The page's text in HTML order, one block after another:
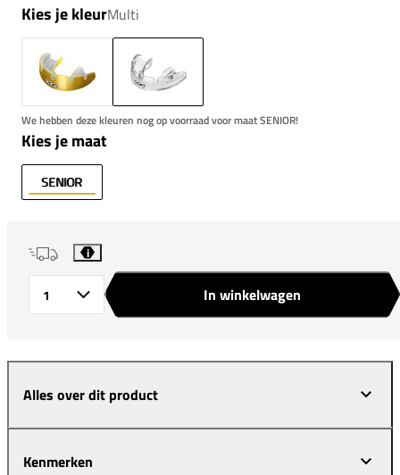
Kies je kleurMulti
We hebben deze kleuren nog op voorraad voor maat SENIOR!
Kies je maat
SENIOR
i
In winkelwagen
Alles over dit product
Kenmerken